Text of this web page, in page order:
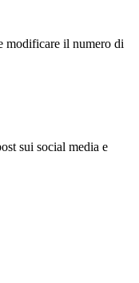
modificare il numero di
sui social media e